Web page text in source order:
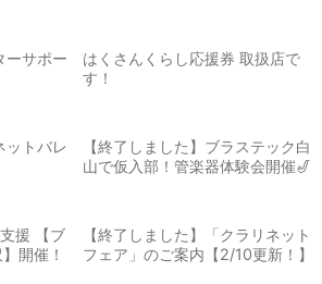
ーサポー
はくさんくらし応援券 取扱店で
す！
ットバレ
【終了しました】ブラステック白
山で仮入部！管楽器体験会開催🎷
援 【ブ
開催！
【終了しました】「クラリネット
フェア」のご案内【2/10更新！】